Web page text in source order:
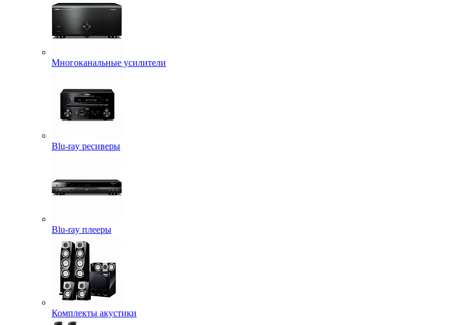
Многоканальные усилители
Blu-ray ресиверы
Blu-ray плееры
Комплекты акустики